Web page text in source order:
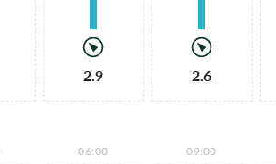
2.9 2.6
06:00 09:00